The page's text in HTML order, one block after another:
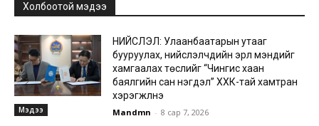
Холбоотой мэдээ
Мэдээ
НИЙСЛЭЛ: Улаанбаатарын утааг
бууруулах, нийслэлчүүдийн эрүүл мэндийг
хамгаалах төслийг “Чингис хаан
баялгийн сан нэгдэл” ХХК-тай хамтран
хэрэгжүүлнэ
Mandmn - 8 сар 7, 2026